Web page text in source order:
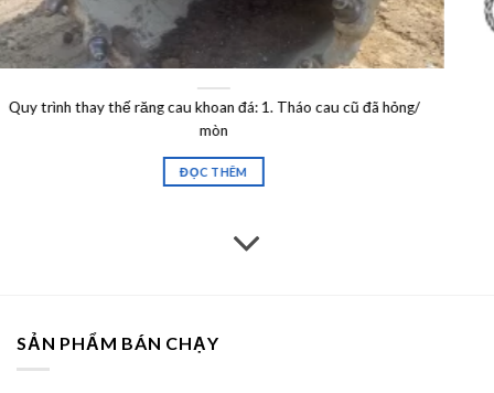
CÁCH BẮT CÓC GIỮ CÁP LÀM SAO CHO ĐÚNG? Dưới
SẢN PHẨM BÁN CHẠY